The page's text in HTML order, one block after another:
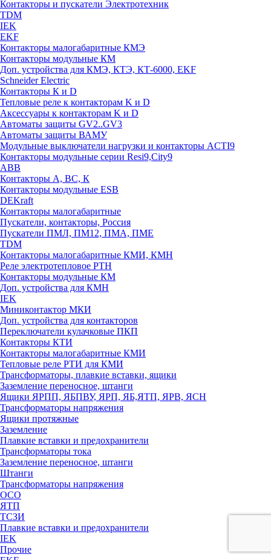
Контакторы и пускатели Электротехник
TDM
IEK
EKF
Контакторы малогабаритные КМЭ
Контакторы модульные КМ
Доп. устройства для КМЭ, КТЭ, КТ-6000, EKF
Schneider Electric
Контакторы К и D
Тепловые реле к контакторам K и D
Аксессуары к контакторам K и D
Автоматы защиты GV2..GV3
Автоматы защиты ВАМУ
Модульные выключатели нагрузки и контакторы ACTI9
Контакторы модульные серии Resi9,City9
ABB
Контакторы А, ВС, К
Контакторы модульные ESB
DEKraft
Контакторы малогабаритные
Пускатели, контакторы, Россия
Пускатели ПМЛ, ПМ12, ПМА, ПМЕ
TDM
Контакторы малогабаритные КМИ, КМН
Реле электротепловое РТН
Контакторы модульные КМ
Доп. устройства для КМН
IEK
Миниконтактор МКИ
Доп. устройства для контакторов
Переключатели кулачковые ПКП
Контакторы КТИ
Контакторы малогабаритные КМИ
Тепловые реле РTИ для КМИ
Трансформаторы, плавкие вставки, ящики
Заземление переносное, штанги
Ящики ЯРПП, ЯБПВУ, ЯРП, ЯБ,ЯТП, ЯРВ, ЯСН
Трансформаторы напряжения
Ящики протяжные
Заземление
Плавкие вставки и предохранители
Трансформаторы тока
Заземление переносное, штанги
Штанги
Трансформаторы напряжения
ОСО
ЯТП
ТСЗИ
Плавкие вставки и предохранители
IEK
Прочие